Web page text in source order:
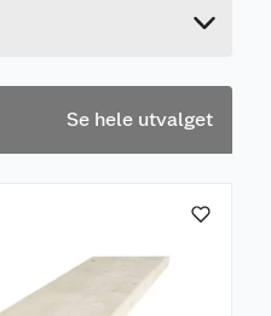
Se hele utvalget